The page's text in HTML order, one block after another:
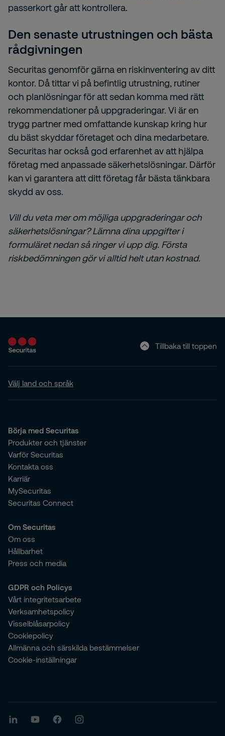
passerkort går att kontrollera.
Den senaste utrustningen och bästa
rådgivningen
Securitas genomför gärna en riskinventering av ditt
kontor. Då tittar vi på befintlig utrustning, rutiner
och planlösningar för att sedan komma med rätt
rekommendationer på uppgraderingar. Vi är en
trygg partner med omfattande kunskap kring hur
du bäst skyddar företaget och dina medarbetare.
Securitas har också god erfarenhet av att hjälpa
företag med anpassade säkerhetslösningar. Därför
kan vi garantera att ditt företag får bästa tänkbara
skydd av oss.
Vill du veta mer om möjliga uppgraderingar och
säkerhetslösningar?Lämna dina uppgifter i
formuläret nedan så ringer vi upp dig. Första
riskbedömningen gör vi alltid helt utan kostnad.
Tillbaka till toppen
Välj land och språk
Börja med Securitas
Produkter och tjänster
Varför Securitas
Kontakta oss
Karriär
MySecuritas
Securitas Connect
Om Securitas
Om oss
Hållbarhet
Press och media
GDPR och Policys
Vårt integritetsarbete
Verksamhetspolicy
Visselblåsarpolicy
Cookiepolicy
Allmänna och särskilda bestämmelser
Cookie-inställningar